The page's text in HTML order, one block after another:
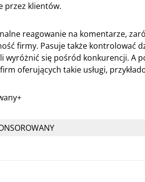
przez klientów.
reagowanie na komentarze,
firmy. Pasuje także kontrolować
wyróżnić się pośród konkurencji. A
oferujących takie usługi,